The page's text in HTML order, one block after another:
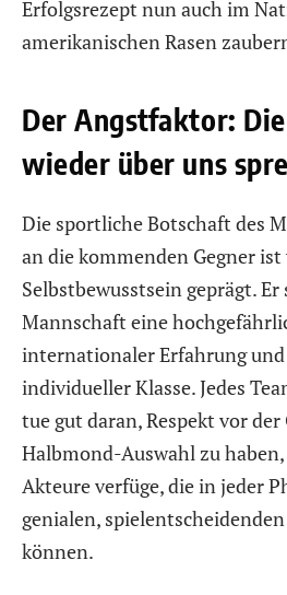
Erfolgsrezept nun auch im
amerikanischen Rasen
Der Angstfaktor:
wieder über uns
Die sportliche Botschaft des
an die kommenden Gegner
Selbstbewusstsein geprägt.
Mannschaft eine
internationaler Erfahrung
individueller Klasse. Jedes
tue gut daran, Respekt vor
Halbmond-Auswahl zu
Akteure verfüge, die in jeder
genialen,
können.